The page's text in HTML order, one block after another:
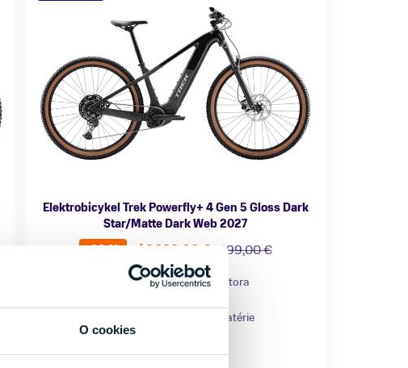
O cookies
Elektrobicykel Trek Powerfly+ 4 Gen 5 Gloss Dark
Star/Matte Dark Web 2027
-26 %
3399,00 €
od 2499,00 €
Značka motora
Kapacita batérie
Vlastnosti bicykla
Nosnosť